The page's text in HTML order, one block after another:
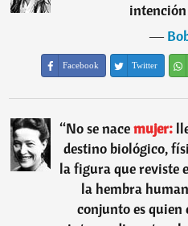
―
Facebook Twitter
“No se nacemujer:
destino biológico,
la figura que reviste
la hembra
conjunto es quien